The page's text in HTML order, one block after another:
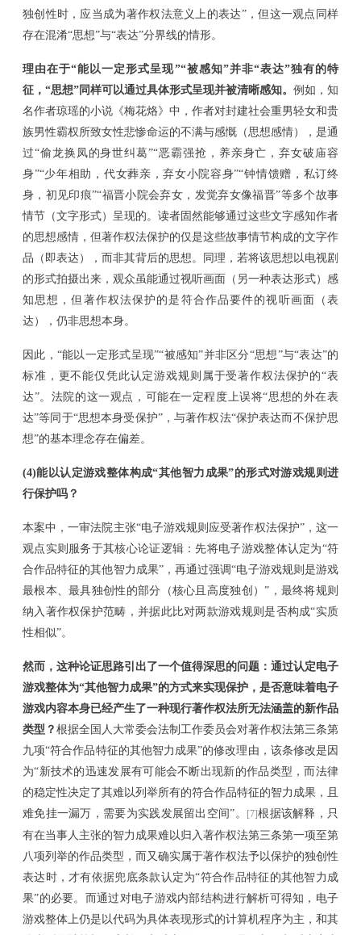
独创性时，应当成为著作权法意义上的表达”，但这一观点 同样
存在混淆“思想”与“表达”分界线的情形。
理由在于“能以一定形式呈现”“被感知”并非“表达”独有的特
征， “思想” 同样可以通过具体形式呈现并被清晰感知。 例如， 知
名作者琼瑶的小说《梅花烙》中，作者对封建社会重男轻女和贵
族男性霸权所致女性悲惨命运的不满与感慨 （思想感情）
，是通
过“偷龙换凤的身世纠葛”“恶霸强抢，养亲身亡，弃女破庙容
身”“少年相助，代女葬亲，弃女小院容身”“钟情馈赠，私订终
身，初见印痕”“福晋小院会弃女，发觉弃女像福晋”等多个故事
情节（文字形式）呈现的。读者固然能够通过这些文字感知作者
的思想感情，但著作权法保护的仅是这些故事情节构成的文字作
品（即表达），而非其背后的思想。
同理，若将该思想 以电视剧
的形式拍摄出来 ，观众虽能通过视听画面（另一种表达形式）感
知思想，但著作权法保护的是符合作品要件的视听画面
（表
达），仍非思想本身。
因此， “能以一定形式呈现”“被感知”并非 区分“思想”与“表达”的
标准，更不能仅凭此认定游戏规则属于受著作权法保护的“表
达”。法院的这一观点，可能在一定程度上误将“思想的外在表
达”等同于“思想本身受保护”，与著作权法“保护表达而不保护思
想”的基本理念存在偏差。
(4)能以认定游戏整体构成“其他智力成果”的形式对游戏规则进
行保护吗？
本案中，一审法院主张“电子游戏规则应受著作权法保护”，这一
观点实则服务于其核心论证逻辑：先将电子游戏整体认定为“符
合作品特征的其他智力成果”，再通过强调“电子游戏规则是游戏
最根本、最具独创性的部分（核心且高度独创）” ，最终将规则
纳入著作权保护范畴，并据此比对两款游戏规则是否构成“实质
性相似”。
然而，这种论证思路引出了一个值得深思的问题：通过认定电子
游戏整体为“其他智力成果”的方式来实现保护，是否意味着电子
游戏内容本身已经产生了一种现行著作权法所无法涵盖的新作品
类型？ 根据全国人大常委会法制工作委员会对著作权法第三条第
九项“符合作品特征的其他智力成果”的修改理由，该条修改是因
为“新技术的迅速发展有可能会不断出现新的作品类型，而法律
的稳定性决定了其难以列举所有的符合作品特征的智力成果，且
难免挂一漏万，需要为实践发展留出空间”。
[7]根据该解释， 只
有在当事人主张的智力成果难以归入著作权法第三条第一项至第
八项列举的作品类型，而又确实属于著作权法予以保护的独创性
表达时，才有依据兜底条款认定为“符合作品特征的其他智力成
果”的必要。 而通过对电子游戏内部结构进行解析可得知， 电子
游戏整体上仍是以代码为具体表现形式的计算机程序为主，和其